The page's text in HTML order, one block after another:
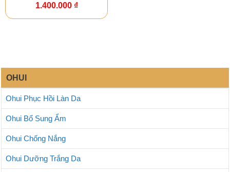
1.400.000 ₫
OHUI
Ohui Phục Hồi Làn Da
Ohui Bổ Sung Ẩm
Ohui Chống Nắng
Ohui Dưỡng Trắng Da